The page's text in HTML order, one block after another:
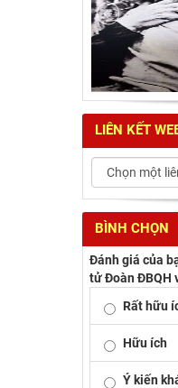
LIÊN KẾT
BÌNH CHỌN
Đánh giá của
tử Đoàn ĐBQH
Rất hữu
Hữu ích
Ý kiến